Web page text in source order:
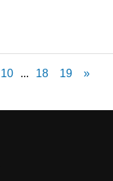
10 ... 18 19 »